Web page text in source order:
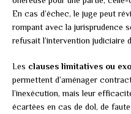
En cas d’échec, le juge peut
rompant avec la jurisprudence
refusait l’intervention judiciaire
Les clauses limitatives ou
permettent d’aménager
l’inexécution, mais leur
écartées en cas de dol, de